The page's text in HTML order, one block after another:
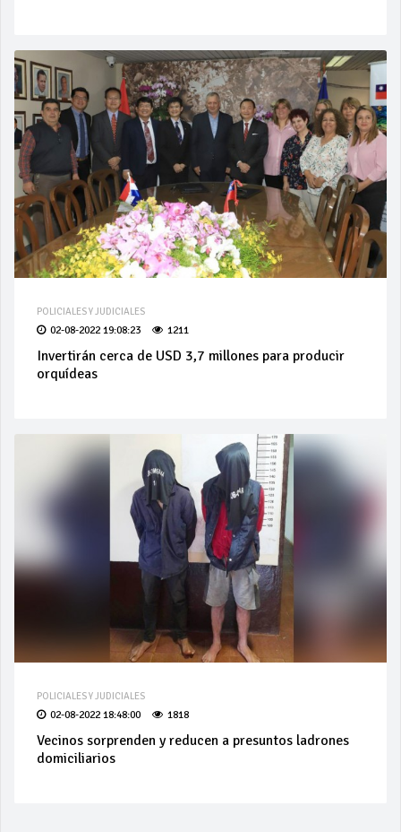
POLICIALES Y JUDICIALES
02-08-2022 19:08:23 1211
Invertirán cerca de USD 3,7 millones para producir
orquídeas
POLICIALES Y JUDICIALES
02-08-2022 18:48:00 1818
Vecinos sorprenden y reducen a presuntos ladrones
domiciliarios